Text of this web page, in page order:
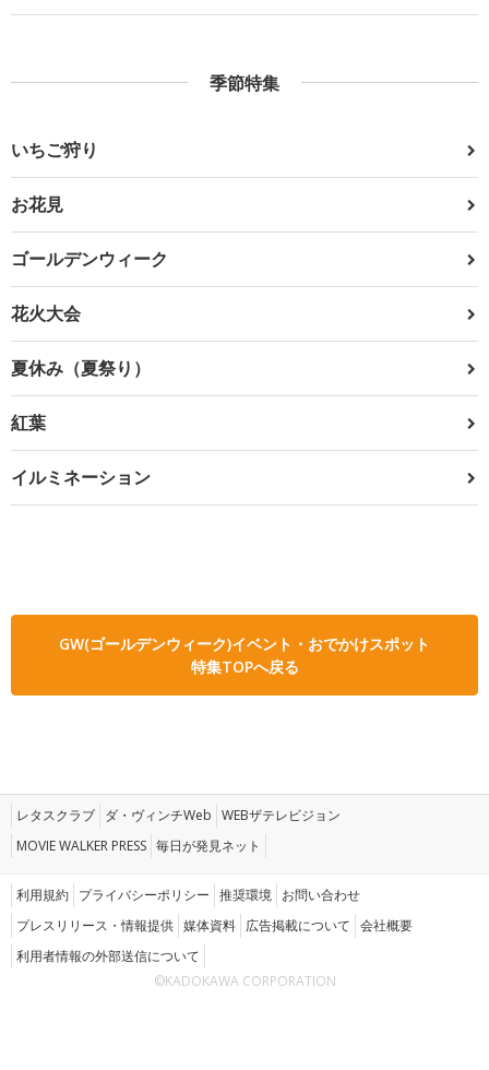
季節特集
いちご狩り
お花見
ゴールデンウィーク
花火大会
夏休み（夏祭り）
紅葉
イルミネーション
GW(ゴールデンウィーク)イベント・おでかけスポット
特集TOPへ戻る
レタスクラブ ダ・ヴィンチWeb WEBザテレビジョン
MOVIE WALKER PRESS 毎日が発見ネット
利用規約 プライバシーポリシー 推奨環境 お問い合わせ
プレスリリース・情報提供 媒体資料 広告掲載について 会社概要
利用者情報の外部送信について
©KADOKAWA CORPORATION